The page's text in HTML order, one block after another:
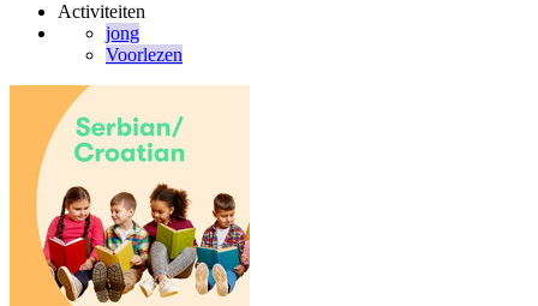
Activiteiten
jong
Voorlezen